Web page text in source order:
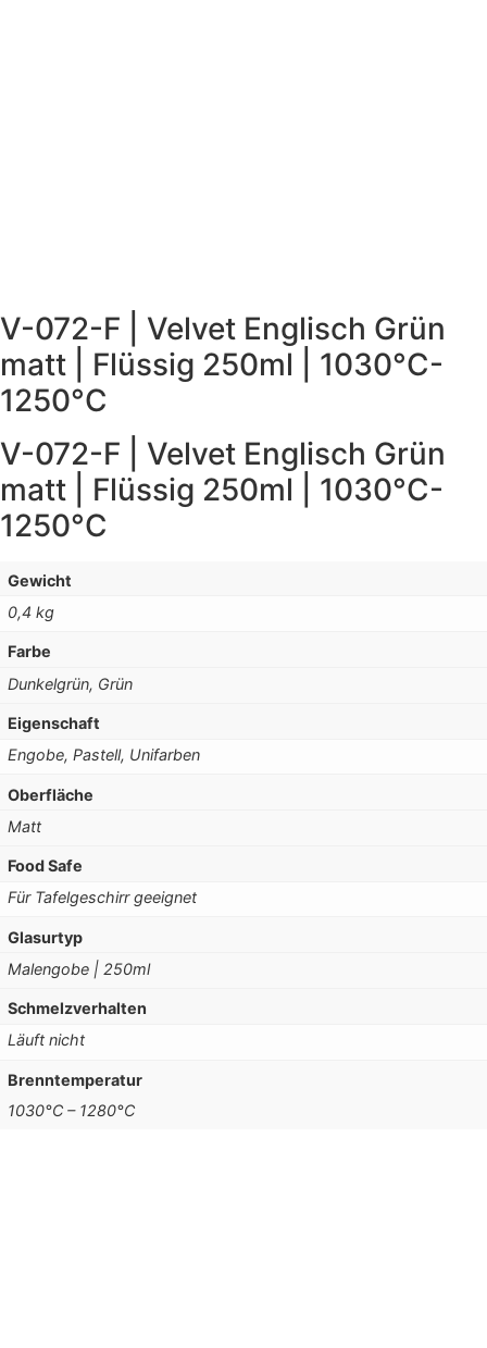
V-072-F | Velvet Englisch Grün
matt | Flüssig 250ml | 1030°C-
1250°C
V-072-F | Velvet Englisch Grün
matt | Flüssig 250ml | 1030°C-
1250°C
Gewicht
0,4 kg
Farbe
Dunkelgrün, Grün
Eigenschaft
Engobe, Pastell, Unifarben
Oberfläche
Matt
Food Safe
Für Tafelgeschirr geeignet
Glasurtyp
Malengobe | 250ml
Schmelzverhalten
Läuft nicht
Brenntemperatur
1030°C – 1280°C